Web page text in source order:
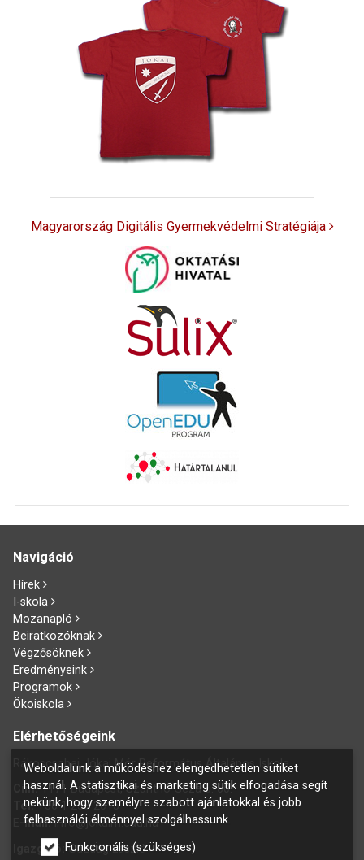
Magyarország Digitális Gyermekvédelmi Stratégiája
Navigáció
Hírek
I-skola
Mozanapló
Beiratkozóknak
Végzősöknek
Eredményeink
Programok
Ökoiskola
Elérhetőségeink
Rákoscsabai Jókai Mór Református Általános Iskola
Cím:1171 Budapest, Szánthó Géza u. 60.
Tel: +36 1 258 2015
-mail: info@jokaim.edu.hu
Igazgató:Gazdag László
Weboldalunk a működéshez elengedhetetlen sütiket
használ. A statisztikai és marketing sütik elfogadása segít
nekünk, hogy személyre szabott ajánlatokkal és jobb
felhasználói élménnyel szolgálhassunk.
Funkcionális (szükséges)